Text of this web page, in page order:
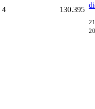
4 130.395